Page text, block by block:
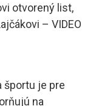
otvorený list,
– VIDEO